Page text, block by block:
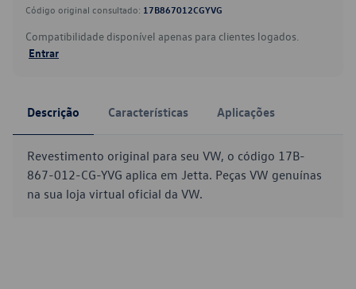
Código original consultado: 17B867012CGYVG
Compatibilidade disponível apenas para clientes logados.
Entrar
Descrição Características Aplicações
Revestimento original para seu VW, o código 17B-
867-012-CG-YVG aplica em Jetta. Peças VW genuínas
na sua loja virtual oficial da VW.